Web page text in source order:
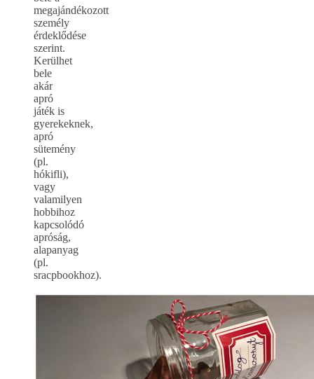
megajándékozott
személy
érdeklődése
szerint.
Kerülhet
bele
akár
apró
játék is
gyerekeknek,
apró
sütemény
(pl.
hókifli),
vagy
valamilyen
hobbihoz
kapcsolódó
apróság,
alapanyag
(pl.
sracpbookhoz).